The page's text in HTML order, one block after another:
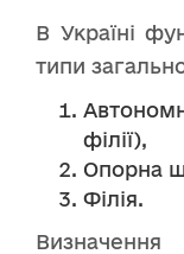
В Україні
типи
філії),
Опорна
Філія.